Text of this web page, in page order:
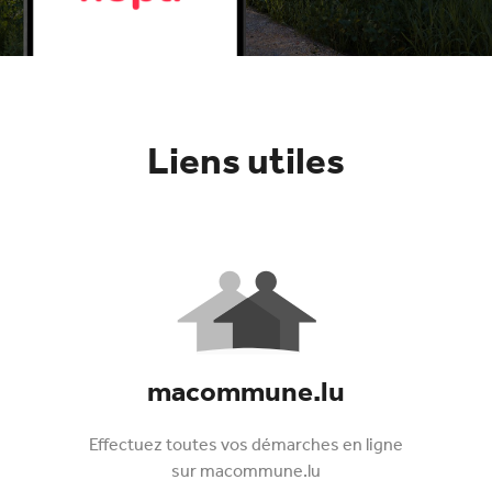
Liens utiles
macommune.lu
Effectuez toutes vos démarches en ligne
sur macommune.lu